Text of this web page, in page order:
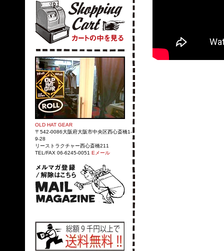
OLD HAT GEAR
〒542-0086大阪府大阪市中央区西心斎橋1-
9-28
リーストラクチャー西心斎橋211
TEL/FAX 06-6245-0051 Eメール